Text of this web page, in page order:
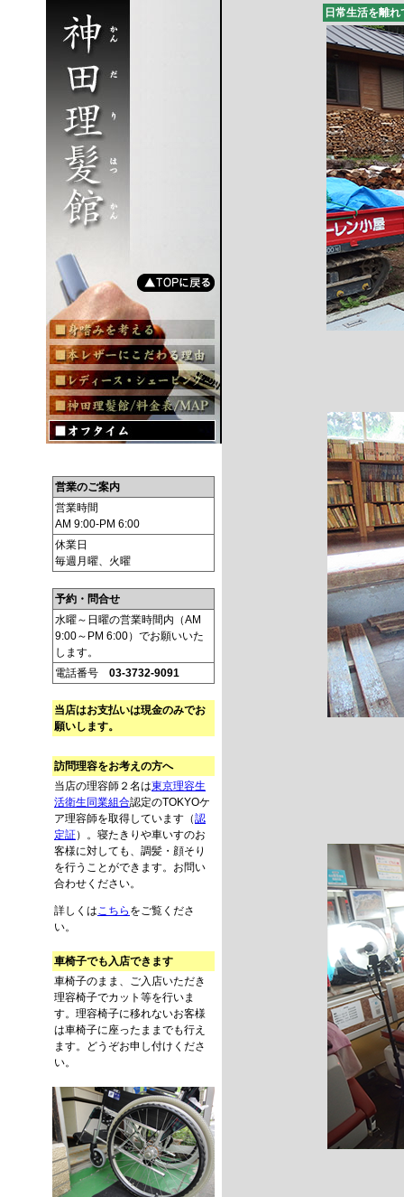
営業のご案内
営業時間
AM 9:00-PM 6:00
休業日
毎週月曜、火曜
予約・問合せ
水曜～日曜の営業時間内（AM
9:00～PM 6:00）でお願いいた
します。
電話番号 03-3732-9091
当店はお支払いは現金のみでお
願いします。
訪問理容をお考えの方へ
当店の理容師２名は東京理容生
活衛生同業組合認定のTOKYOケ
ア理容師を取得しています（認
定証）。寝たきりや車いすのお
客様に対しても、調髪・顔そり
を行うことができます。お問い
合わせください。
詳しくはこちら をご覧くださ
い。
車椅子でも入店できます
車椅子のまま、ご入店いただき
理容椅子でカット等を行いま
す。理容椅子に移れないお客様
は車椅子に座ったままでも行え
ます。どうぞお申し付けくださ
い。
日常生活を離れ